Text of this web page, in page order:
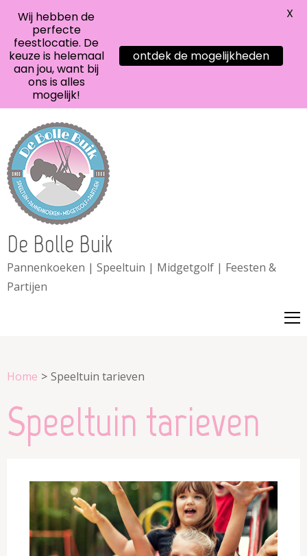
De Bolle Buik
Pannenkoeken | Speeltuin | Midgetgolf | Feesten &
Partijen
Home > Speeltuin tarieven
Speeltuin tarieven
Wij hebben de
perfecte
feestlocatie. De
keuze is helemaal
aan jou, want bij
ons is alles
mogelijk!
ontdek de mogelijkheden
X